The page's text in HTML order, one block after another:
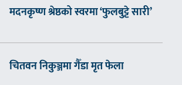
मदनकृष्ण श्रेष्ठको स्वरमा ‘फुलबुट्टे सारी’
चितवन निकुञ्जमा गैँडा मृत फेला